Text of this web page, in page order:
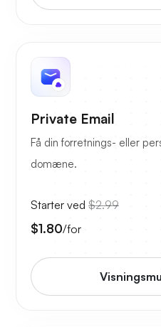
Private Email
Få din forretnings- eller
domæne.
Starter ved $2.99
$1.80/for